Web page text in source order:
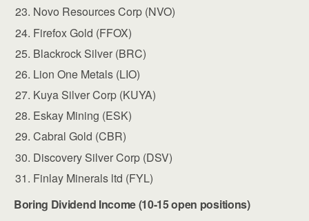
Novo Resources Corp (NVO)
Firefox Gold (FFOX)
Blackrock Silver (BRC)
Lion One Metals (LIO)
Kuya Silver Corp (KUYA)
Eskay Mining (ESK)
Cabral Gold (CBR)
Discovery Silver Corp (DSV)
Finlay Minerals ltd (FYL)
Boring Dividend Income (10-15 open positions)